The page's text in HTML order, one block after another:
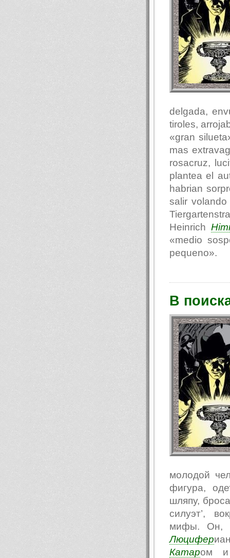
delgada,
tiroles,
«gran
mas
rosacruz,
plantea el
habrian
salir
Heinrich
«medio
pequeno».
В
молодой
фигура,
шляпу,
силуэт’,
мифы. Он,
Люцифер
Катаром и